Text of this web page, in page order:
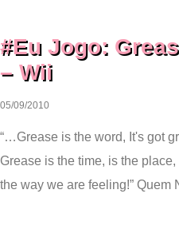
#eu Jogo:
– Wii
05/09/2010
“…Grease is the word, It's got
Grease is the time, is the
the way we are feeling!” Quem